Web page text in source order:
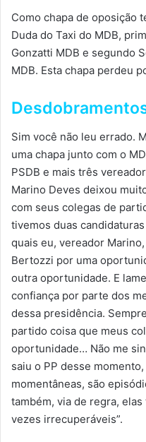
Como chapa de oposição
Duda do Taxi do MDB,
Gonzatti MDB e segundo
MDB. Esta chapa perdeu
Sim você não leu errado.
uma chapa junto com o
PSDB e mais três
Marino Deves deixou
com seus colegas de
tivemos duas
quais eu, vereador
Bertozzi por uma
outra oportunidade. E
confiança por parte dos
dessa presidência.
partido coisa que meus
oportunidade… Não me
saiu o PP desse
momentâneas, são
também, via de regra,
vezes irrecuperáveis”.